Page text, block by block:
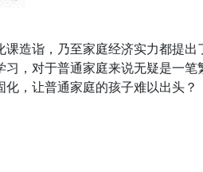
造诣，乃至家庭经济实力都提出
，对于普通家庭来说无疑是一笔
，让普通家庭的孩子难以出头？